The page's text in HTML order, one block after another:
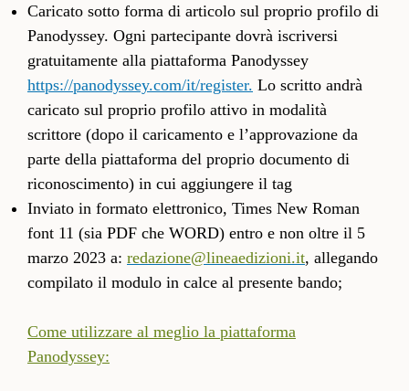
Caricato sotto forma di articolo sul proprio profilo di
Panodyssey. Ogni partecipante dovrà iscriversi
gratuitamente alla piattaforma Panodyssey
https://panodyssey.com/it/register. Lo scritto andrà
caricato sul proprio profilo attivo in modalità
scrittore (dopo il caricamento e l’approvazione da
parte della piattaforma del proprio documento di
riconoscimento) in cui aggiungere il tag
Inviato in formato elettronico, Times New Roman
font 11 (sia PDF che WORD) entro e non oltre il 5
marzo 2023 a: redazione@lineaedizioni.it, allegando
compilato il modulo in calce al presente bando;
Come utilizzare al meglio la piattaforma
Panodyssey: